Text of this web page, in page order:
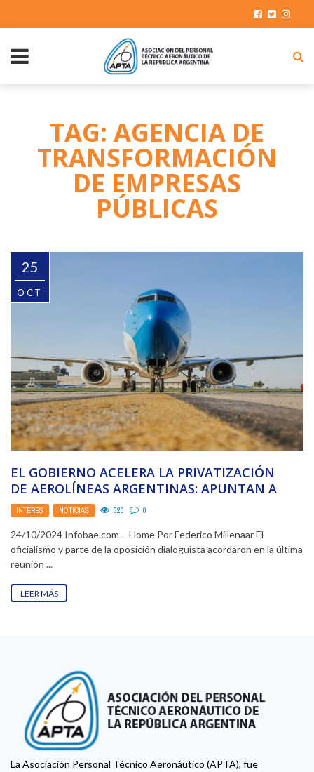
TAG: AGENCIA DE
TRANSFORMACIÓN
DE EMPRESAS
PÚBLICAS
25
OCT
EL GOBIERNO ACELERA LA PRIVATIZACIÓN
DE AEROLÍNEAS ARGENTINAS: APUNTAN A
TRATAR EL PROYECTO EN LA PRÓXIMA ...
INTERÉS , NOTICIAS 620 0
24/10/2024 Infobae.com – Home Por Federico Millenaar El
oficialismo y parte de la oposición dialoguista acordaron en la última
reunión ...
LEER MÁS
La Asociación Personal Técnico Aeronáutico (APTA), fue